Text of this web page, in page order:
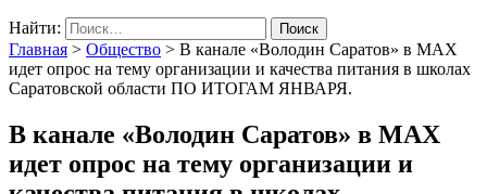
Найти:
Главная > Общество > В канале «Володин Саратов» в МАХ
идет опрос на тему организации и качества питания в школах
Саратовской области ПО ИТОГАМ ЯНВАРЯ.
В канале «Володин Саратов» в МАХ
идет опрос на тему организации и